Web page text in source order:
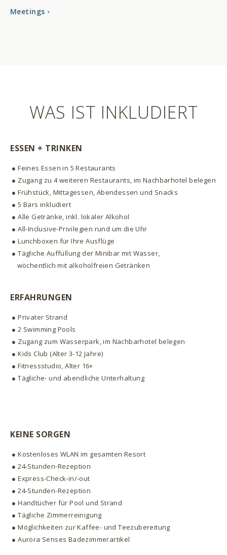
Meetings
WAS IST INKLUDIERT
ESSEN + TRINKEN
● Feines Essen in 5 Restaurants
● Zugang zu 4 weiteren Restaurants, im Nachbarhotel belegen
● Frühstück, Mittagessen, Abendessen und Snacks
● 5 Bars inkludiert
● Alle Getränke, inkl. lokaler Alkohol
● All-Inclusive-Privilegien rund um die Uhr
● Lunchboxen für Ihre Ausflüge
● Tägliche Auffüllung der Minibar mit Wasser,
wöchentlich mit alkoholfreien Getränken
ERFAHRUNGEN
● Privater Strand
● 2 Swimming Pools
● Zugang zum Wasserpark, im Nachbarhotel belegen
● Kids Club (Alter 3-12 Jahre)
● Fitnessstudio, Alter 16+
● Tägliche- und abendliche Unterhaltung
KEINE SORGEN
● Kostenloses WLAN im gesamten Resort
● 24-Stunden-Rezeption
● Express-Check-in/-out
● 24-Stunden-Rezeption
● Handtücher für Pool und Strand
● Tägliche Zimmerreinigung
● Möglichkeiten zur Kaffee- und Teezubereitung
● Aurora Senses Badezimmerartikel